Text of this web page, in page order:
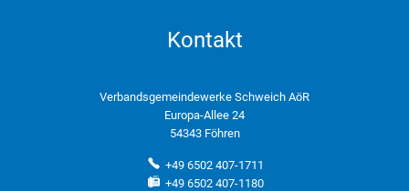
Kontakt
Verbandsgemeindewerke Schweich AöR
Europa-Allee 24
54343 Föhren
+49 6502 407-1711
+49 6502 407-1180